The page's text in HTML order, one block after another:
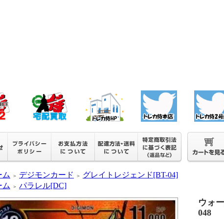
ム ＞ デジモンカード ＞
グレイトレジェンド[BT-04]
ム
＞ パラレル[DC]
ウォ
048